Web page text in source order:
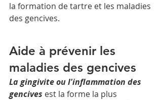
la formation de tartre et les maladies
des gencives.
Aide à prévenir les
maladies des gencives
La gingivite ou l'inflammation des
gencives est la forme la plus